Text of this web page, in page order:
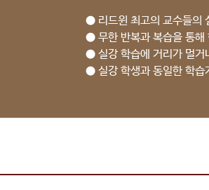
● 리드윈 최고의 교수들의
● 무한 반복과 복습을 통해
● 실강 학습에 거리가 멀거
● 실강 학생과 동일한 학습